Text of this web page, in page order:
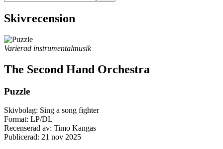
Skivrecension
Varierad instrumentalmusik
The Second Hand Orchestra
Puzzle
Skivbolag: Sing a song fighter
Format: LP/DL
Recenserad av: Timo Kangas
Publicerad: 21 nov 2025